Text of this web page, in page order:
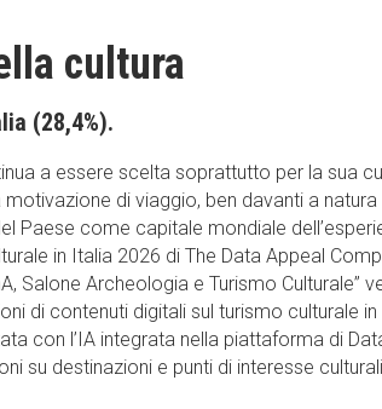
cultura
(28,4%).
a essere scelta soprattutto per la sua
di viaggio, ben davanti a natura
Paese come capitale mondiale
in Italia 2026 di The Data Appeal
Salone Archeologia e Turismo Culturale”
di contenuti digitali sul turismo culturale in
con l’IA integrata nella piattaforma di
su destinazioni e punti di interesse